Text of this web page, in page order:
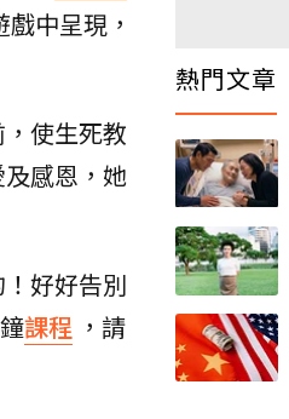
中呈現，
使生死教
感恩，她
好好告別
課程 ，請
熱門文章